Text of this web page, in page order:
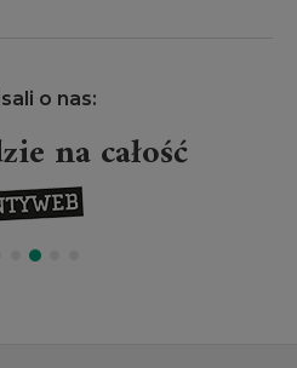
o nas:
na całość